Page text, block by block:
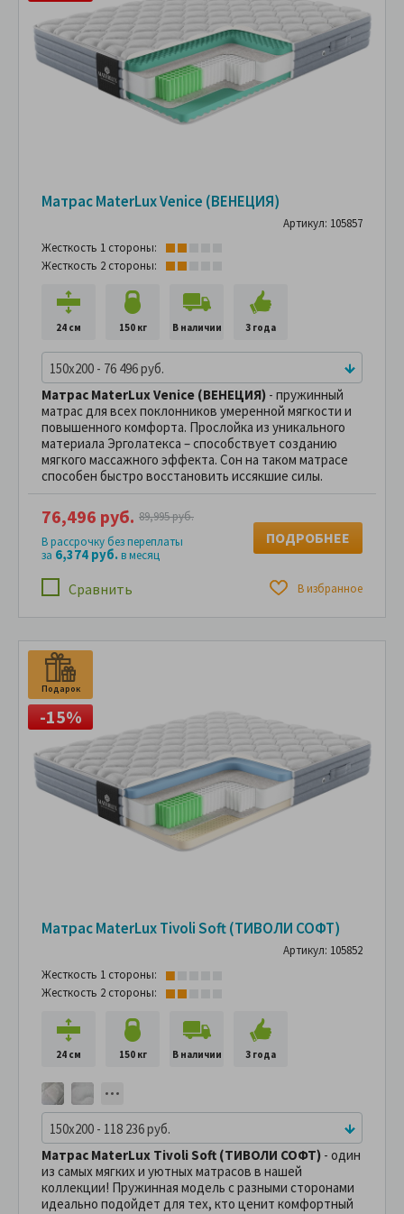
Матрас MaterLux Venice (ВЕНЕЦИЯ)
Артикул: 105857
Жесткость 1 стороны:
Жесткость 2 стороны:
24 см 150 кг В наличии 3 года
150x200 - 76 496 руб.
Матрас MaterLux Venice (ВЕНЕЦИЯ) - пружинный
матрас для всех поклонников умеренной мягкости и
повышенного комфорта. Прослойка из уникального
материала Эрголатекса – способствует созданию
мягкого массажного эффекта. Сон на таком матрасе
способен быстро восстановить иссякшие силы.
Сравнить В избранное
76,496 руб. 89,995 руб.
В рассрочку без переплаты
за 6,374 руб.в месяц
ПОДРОБНЕЕ
Подарок
-15%
Матрас MaterLux Tivoli Soft (ТИВОЛИ СОФТ)
Артикул: 105852
Жесткость 1 стороны:
Жесткость 2 стороны:
24 см 150 кг В наличии 3 года
150x200 - 118 236 руб.
Матрас MaterLux Tivoli Soft (ТИВОЛИ СОФТ) - один
из самых мягких и уютных матрасов в нашей
коллекции! Пружинная модель с разными сторонами
идеально подойдет для тех, кто ценит комфортный